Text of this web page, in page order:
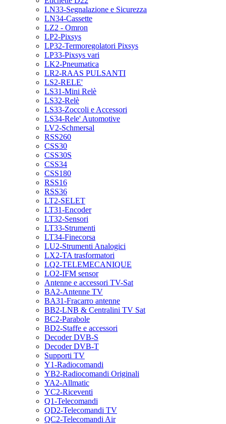
LN33-Segnalazione e Sicurezza
LN34-Cassette
LZ2 - Omron
LP2-Pixsys
LP32-Termoregolatori Pixsys
LP33-Pixsys vari
LK2-Pneumatica
LR2-RAAS PULSANTI
LS2-RELE'
LS31-Mini Relè
LS32-Relè
LS33-Zoccoli e Accessori
LS34-Rele' Automotive
LV2-Schmersal
RSS260
CSS30
CSS30S
CSS34
CSS180
RSS16
RSS36
LT2-SELET
LT31-Encoder
LT32-Sensori
LT33-Strumenti
LT34-Finecorsa
LU2-Strumenti Analogici
LX2-TA trasformatori
LQ2-TELEMECANIQUE
LO2-IFM sensor
Antenne e accessori TV-Sat
BA2-Antenne TV
BA31-Fracarro antenne
BB2-LNB & Centralini TV Sat
BC2-Parabole
BD2-Staffe e accessori
Decoder DVB-S
Decoder DVB-T
Supporti TV
Y1-Radiocomandi
YB2-Radiocomandi Originali
YA2-Allmatic
YC2-Riceventi
Q1-Telecomandi
QD2-Telecomandi TV
QC2-Telecomandi Air